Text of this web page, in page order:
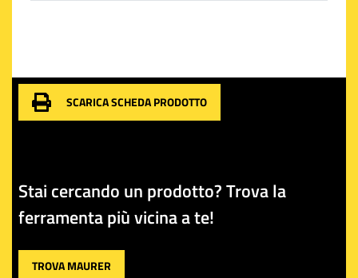
SCARICA SCHEDA PRODOTTO
Stai cercando un prodotto? Trova la
ferramenta più vicina a te!
TROVA MAURER